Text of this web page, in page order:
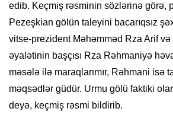
edib. Keçmiş rəsminin sözlərinə görə,
Pezeşkian gölün taleyini bacarıqsız
vitse-prezident Məhəmməd Rza Arif
əyalətinin başçısı Rza Rəhmaniyə
məsələ ilə maraqlanmır, Rəhmani isə
məqsədlər güdür. Urmu gölü faktiki
deyə, keçmiş rəsmi bildirib.